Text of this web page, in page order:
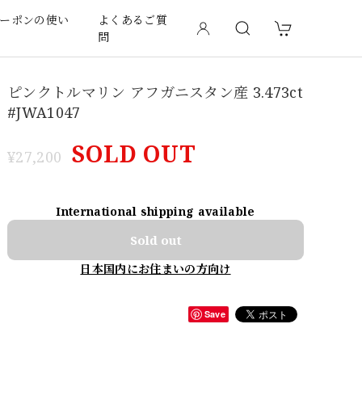
ポンの使い
よくあるご質
問
ピンクトルマリン アフガニスタン産 3.473ct
#JWA1047
¥27,200 SOLD OUT
International shipping available
Sold out
日本国内にお住まいの方向け
Save